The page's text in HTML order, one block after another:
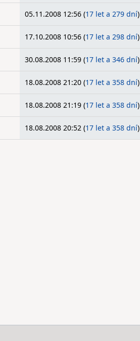
05.11.2008 12:56 (17 let a 279 dní)
17.10.2008 10:56 (17 let a 298 dní)
30.08.2008 11:59 (17 let a 346 dní)
18.08.2008 21:20 (17 let a 358 dní)
18.08.2008 21:19 (17 let a 358 dní)
18.08.2008 20:52 (17 let a 358 dní)